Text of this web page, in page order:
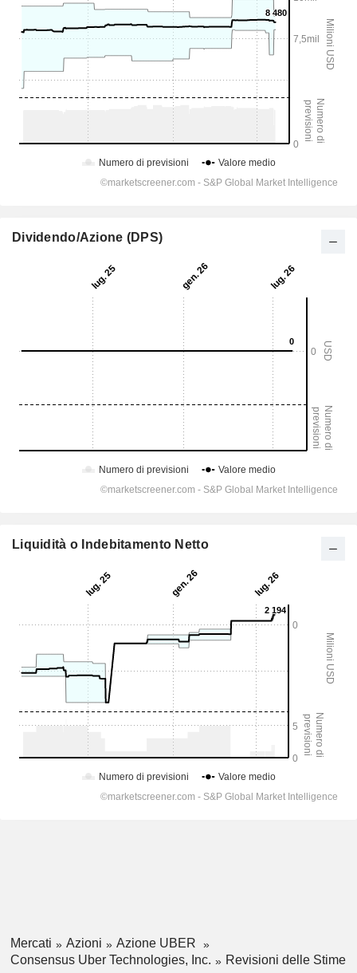
Dividendo/Azione (DPS)
Liquidità o Indebitamento Netto
Mercati Azioni
Azione UBER
Consensus Uber Technologies, Inc.
Revisioni delle Stime